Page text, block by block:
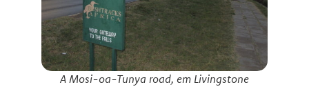
A Mosi-oa-Tunya road, em Livingstone